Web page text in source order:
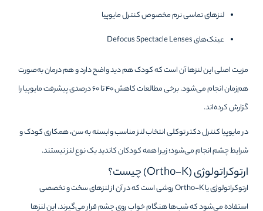
لنزهای تماسی نرم مخصوص کنترل مایوپیا
عینک‌های Defocus Spectacle Lenses
مزیت اصلی این لنزها آن است که کودک هم دید واضح دارد و هم درمان به‌صورت
هم‌زمان انجام می‌شود. برخی مطالعات کاهش ۴۰ تا ۶۰ درصدی پیشرفت مایوپیا را
گزارش کرده‌اند.
در مایوپیا کنترل دکتر توکلی انتخاب لنز مناسب وابسته به سن، همکاری کودک و
شرایط چشم انجام می‌شود؛ زیرا همه کودکان کاندید یک نوع لنز نیستند.
ارتوکراتولوژی (Ortho-K) چیست؟
ارتوکراتولوژی یا Ortho-K روشی است که در آن از لنزهای سخت و تخصصی
استفاده می‌شود که شب‌ها هنگام خواب روی چشم قرار می‌گیرند. این لنزها